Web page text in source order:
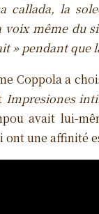
callada, la
même du
» pendant
Coppola a
Impresiones
avait lui-
ont une affinité